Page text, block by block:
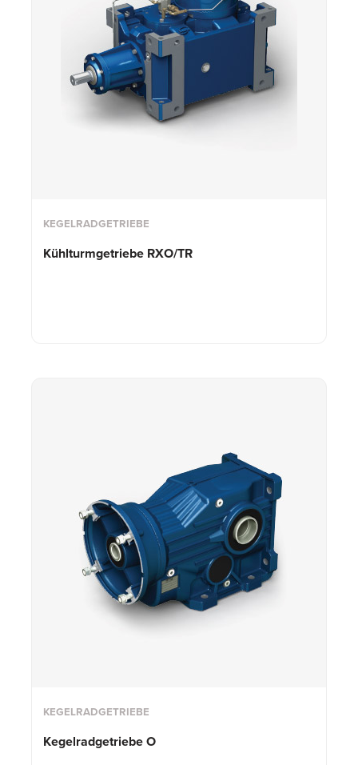
KEGELRADGETRIEBE
Kühlturmgetriebe RXO/TR
KEGELRADGETRIEBE
Kegelradgetriebe O